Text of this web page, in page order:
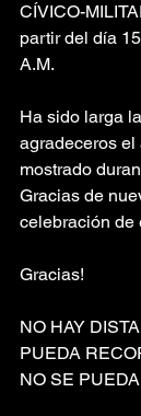
CÍVICO-
partir del día
A.M.
Ha sido larga
agradeceros
mostrado
Gracias de
celebración de
Gracias!
NO HAY
PUEDA
NO SE